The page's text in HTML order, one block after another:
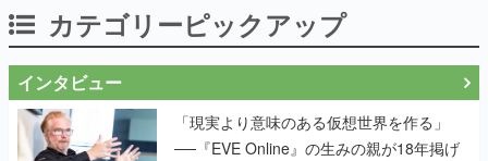
カテゴリーピックアップ
インタビュー
「現実より意味のある仮想世界を作る」
──『EVE Online』の生みの親が18年掲げ